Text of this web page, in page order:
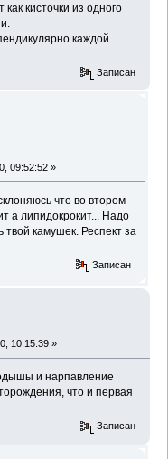
кисточки из одного
каждой
Записан
09:52:52 »
что во втором
а липидокрокит... Надо
камушек. Респект за
Записан
10:15:39 »
и нарпавление
что и первая
Записан